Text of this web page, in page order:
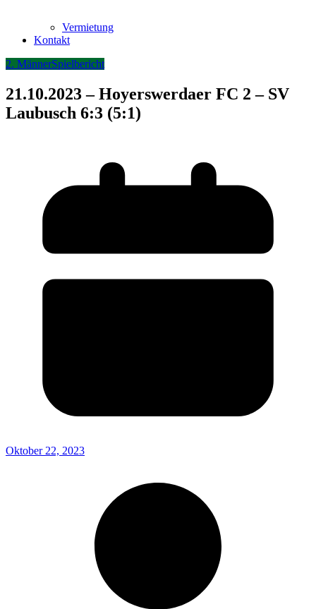
Vermietung
Kontakt
2. MännerSpielbericht
21.10.2023 – Hoyerswerdaer FC 2 – SV
Laubusch 6:3 (5:1)
Oktober 22, 2023